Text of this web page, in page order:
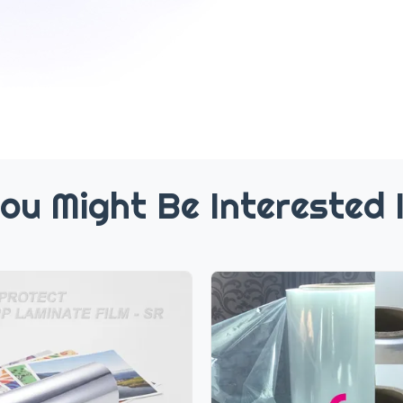
Might Be Interested